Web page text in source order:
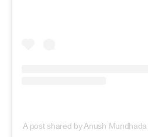
A post shared by Anush